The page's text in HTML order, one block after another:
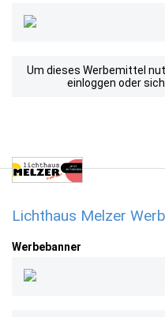
Um dieses Werbemittel
einloggen oder sich
Lichthaus Melzer
Werbebanner